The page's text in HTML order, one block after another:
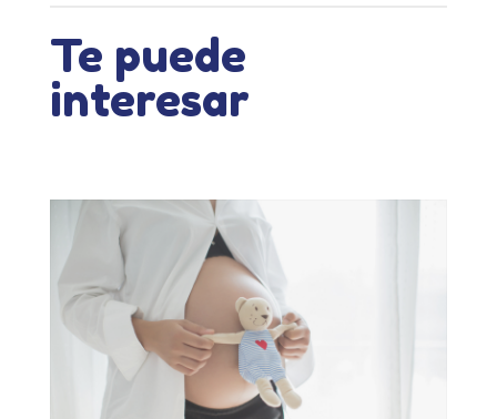
Te puede
interesar